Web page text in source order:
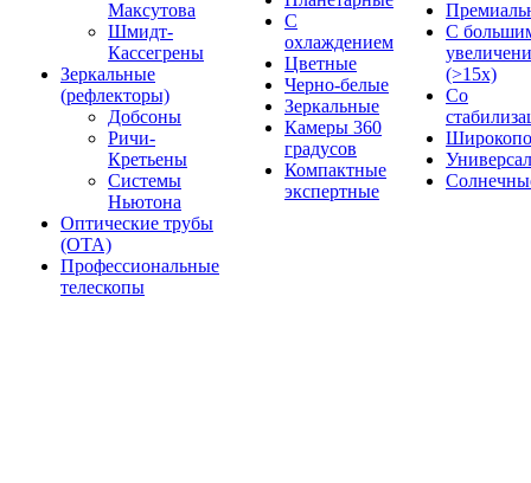
Максутова
Шмидт-
Кассегрены
Зеркальные
(рефлекторы)
Добсоны
Ричи-
Кретьены
Системы
Ньютона
Оптические трубы
(OTA)
Профессиональные
телескопы
С
охлаждением
Цветные
Черно-белые
Зеркальные
Камеры 360
градусов
Компактные
экспертные
С
(>15x)
Со